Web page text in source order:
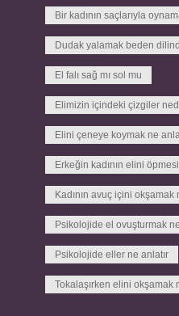
Bir kadının saçlarıyla
Dudak yalamak beden
El falı sağ mı sol mu
Elimizin içindeki çizgiler
Elini çeneye koymak ne
Erkeğin kadının elini
Kadının avuç içini
Psikolojide el ovuşturmak
Psikolojide eller ne anlatır
Tokalaşırken elini okşamak